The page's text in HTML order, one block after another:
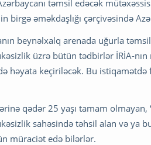
təmsil edəcək
birgə əməkdaşlığı çərçivəsində
beynəlxalq arenada uğurla
üzrə bütün tədbirlər İRİA-
həyata keçiriləcək. Bu istiqamətdə
qədər 25 yaşı tamam
sahəsində təhsil alan və ya
müraciət edə bilərlər.